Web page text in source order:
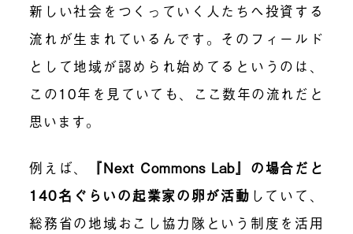
新しい社会をつくっていく人たちへ投資する
流れが生まれているんです。そのフィールド
として地域が認められ始めてるというのは、
この10年を見ていても、ここ数年の流れだと
思います。
例えば、
『Next Commons Lab』の場合だと
140名ぐらいの起業家の卵が活動 していて、
総務省の地域おこし協力隊 という制度を活用